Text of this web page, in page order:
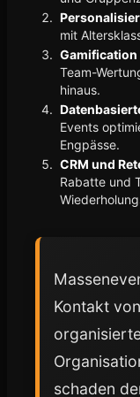
mit
Gamification
Team-
hinaus.
Events
Engpässe.
CRM und
Rabatte und
Kontakt
schaden